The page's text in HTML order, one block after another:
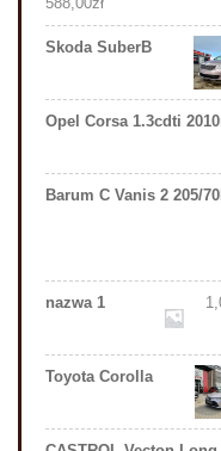
Skoda SuberB
Opel Corsa 1.3cdti
Barum C Vanis 2 205/
nazwa 1
Toyota Corolla